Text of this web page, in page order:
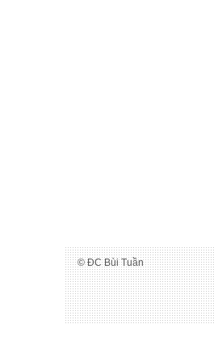
© ĐC Bùi Tuần